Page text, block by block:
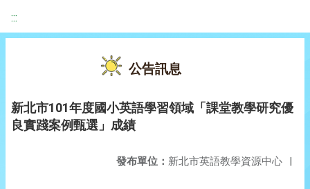
:::
公告訊息
新北市101年度國小英語學習領域「課堂教學研究優
良實踐案例甄選」成績
發布單位： 新北市英語教學資源中心 |